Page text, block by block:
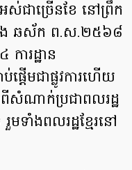
ស់ជាច្រើនខែ នៅព្រឹក
ោង ឆស័ក ព.ស.២៥៦៨
ារដ្ឋាន
តើមជា​ផ្លូវការ​​ហើយ
សំណាក់ប្រជាពលរដ្ឋ
មទាំងពលរដ្ឋខ្មែរនៅ